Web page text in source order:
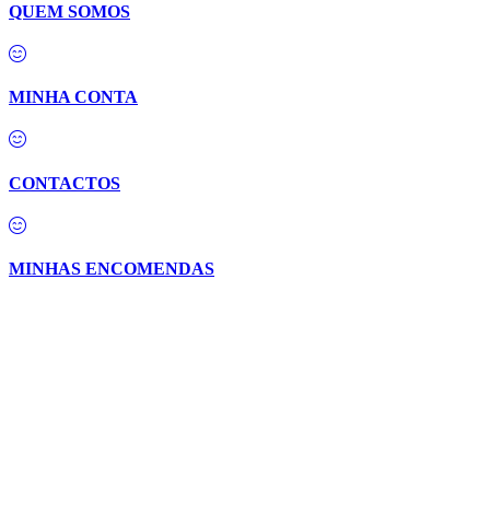
QUEM SOMOS
MINHA CONTA
CONTACTOS
MINHAS ENCOMENDAS